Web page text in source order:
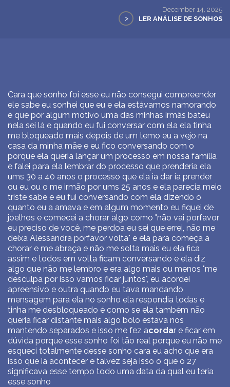
December 14, 2025
> LER ANÁLISE DE SONHOS
Cara que sonho foi esse eu não consegui compreender
ele sabe eu sonhei que eu e ela estávamos namorando
e que por algum motivo uma das minhas irmãs bateu
nela sei lá e quando eu fui conversar com ela ela tinha
me bloqueado mais depois de um temo eu a vejo na
casa da minha mãe e eu fico conversando com o
porque ela queria lançar um processo em nossa família
e falei para ela lembrar do processo que prenderia ela
ums 30 a 40 anos o processo que ela ia dar ia prender
ou eu ou o me irmão por ums 25 anos e ela parecia meio
triste sabe e eu fui conversando com ela dizendo o
quanto eu a amava e em algum momento eu fiquei de
joelhos e comecei a chorar algo como "não vai porfavor
eu preciso de você, me perdoa eu sei que errei, não me
deixa Alessandra porfavor volta" e ela para começa a
chorar e me abraça e não me solta mais eu ela fica
assim e todos em volta ficam conversando e ela diz
algo que não me lembro e era algo mais ou menos "me
desculpa por isso vamos ficar juntos", eu acordei
apreensivo e outra quando eu tava mandando
mensagem para ela no sonho ela respondia todas e
tinha me desbloqueado é como se ela também não
queria ficar distante mais algo bolo estava nos
mantendo separados e isso me fez acordar e ficar em
dúvida porque esse sonho foi tão real porque eu não me
esqueci totalmente desse sonho cara eu acho que era
isso que ia acontecer e talvez seja isso o que o 27
significava esse tempo todo uma data da qual eu teria
esse sonho